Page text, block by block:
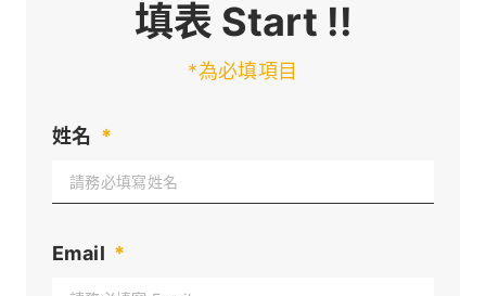
填表 Start !!
*為必填項目
姓名 *
Email *